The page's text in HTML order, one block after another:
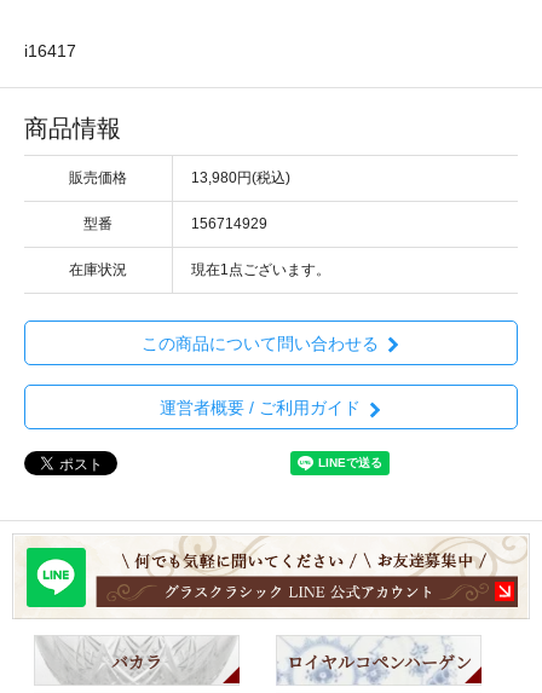
i16417
商品情報
販売価格 13,980円(税込)
型番 156714929
在庫状況 現在1点ございます。
この商品について問い合わせる
運営者概要 / ご利用ガイド
バカラ ロイヤルコペンハーゲン